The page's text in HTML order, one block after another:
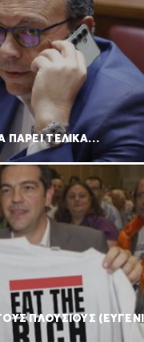
ΠΑΡΕΙ ΤΕΛΙΚΑ…
ΠΛΟΥΣΙΟΥΣ